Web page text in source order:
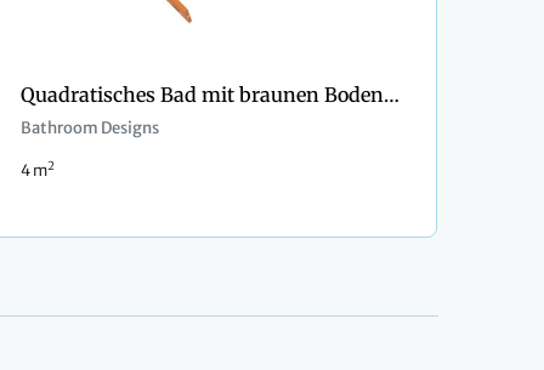
Quadratisches Bad mit braunen Bodenfliesen
Bathroom Designs
4 m2